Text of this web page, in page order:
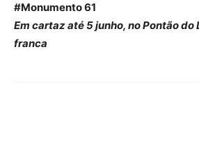
#Monumento 61
Em cartaz até 5 junho, no Pontão do
franca